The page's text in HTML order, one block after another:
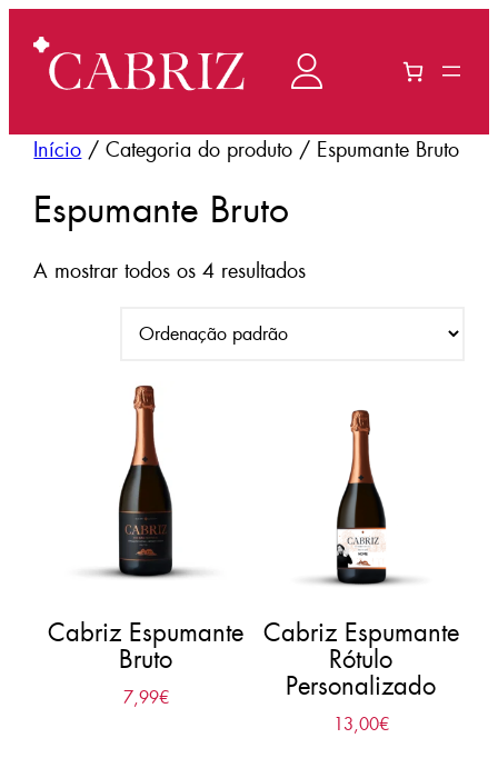
para
Início / Categoria do produto / Espumante Bruto
Espumante Bruto
A mostrar todos os 4 resultados
Cabriz Espumante
Bruto
7,99€
Cabriz Espumante
Rótulo
Personalizado
13,00€